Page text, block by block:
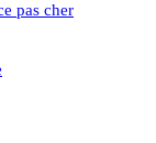
pas cher